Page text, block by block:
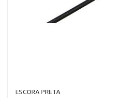
ESCORA PRETA